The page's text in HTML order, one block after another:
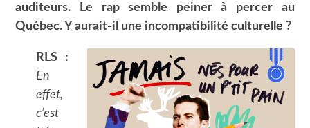
auditeurs. Le rap semble peiner à percer au
Québec. Y aurait-il une incompatibilité culturelle ?
RLS :
En
effet,
c’est